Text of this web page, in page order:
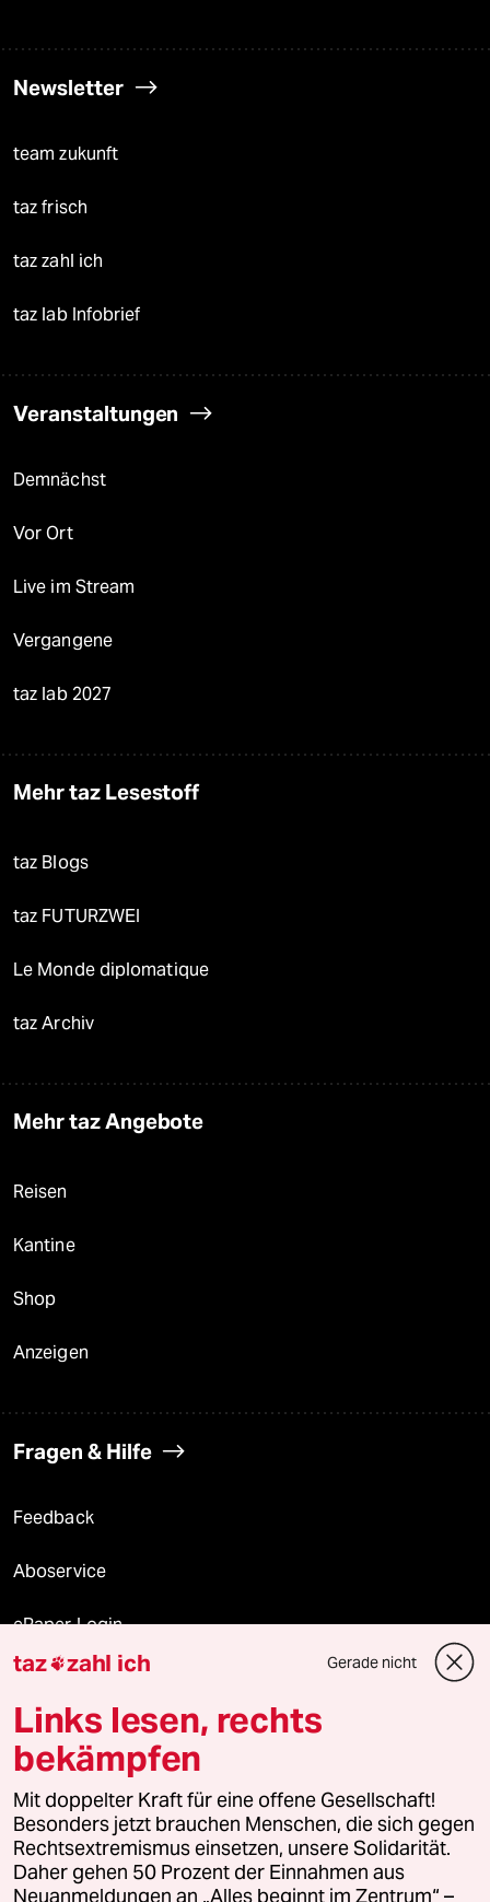
Newsletter
team zukunft
taz frisch
taz zahl ich
taz lab Infobrief
Veranstaltungen
Demnächst
Vor Ort
Live im Stream
Vergangene
taz lab 2027
Mehr taz Lesestoff
taz Blogs
taz FUTURZWEI
Le Monde diplomatique
taz Archiv
Mehr taz Angebote
Reisen
Kantine
Shop
Anzeigen
Fragen & Hilfe
Feedback
Aboservice
ePaper Login
Downloads für Abonnierende
© 2026 taz Verlags und Vertriebs GmbH
Alle Rechte vorbehalten. Bei rechtlichen Fragen oder für Genehmigungen
wenden Sie sich bitte an
lizenzen@taz.de
Feedback Redaktionsstatut Kommune-Richtlinien
taz zahl ich Gerade nicht
Links lesen, rechts
bekämpfen
Mit doppelter Kraft für eine offene Gesellschaft!
Besonders jetzt brauchen Menschen, die sich gegen
Rechtsextremismus einsetzen, unsere Solidarität.
Daher gehen 50 Prozent der Einnahmen aus
Neuanmeldungen an „Alles beginnt im Zentrum“ –